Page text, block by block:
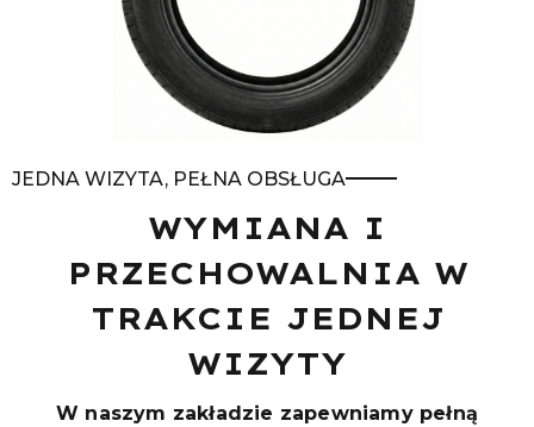
JEDNA WIZYTA, PEŁNA OBSŁUGA
WYMIANA I
PRZECHOWALNIA W
TRAKCIE JEDNEJ
WIZYTY
W naszym zakładzie zapewniamy pełną